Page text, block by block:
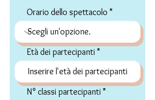
Orario dello spettacolo
Età dei partecipanti
N° classi partecipanti